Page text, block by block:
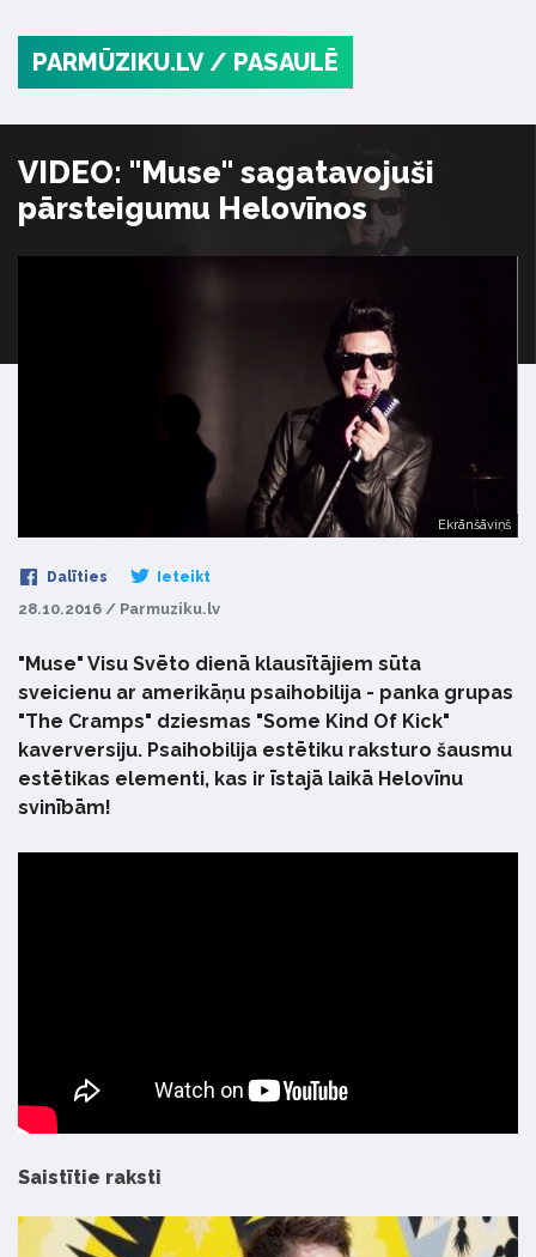
PARMŪZIKU.LV / PASAULĒ
VIDEO: "Muse" sagatavojuši
pārsteigumu Helovīnos
Ekrānšāviņš
Dalīties Ieteikt
28.10.2016 / Parmuziku.lv
"Muse" Visu Svēto dienā klausītājiem sūta
sveicienu ar amerikāņu psaihobilija - panka grupas
"The Cramps" dziesmas "Some Kind Of Kick"
kaverversiju. Psaihobilija estētiku raksturo šausmu
estētikas elementi, kas ir īstajā laikā Helovīnu
svinībām!
Saistītie raksti